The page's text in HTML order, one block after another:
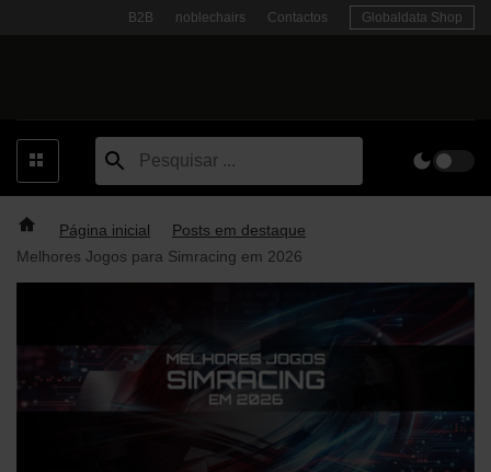
B2B noblechairs Contactos Globaldata Shop
Página inicial
Posts em destaque
Melhores Jogos para Simracing em 2026